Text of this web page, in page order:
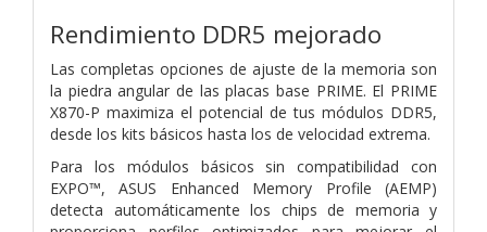
Rendimiento DDR5 mejorado
Las completas opciones de ajuste de la memoria son
la piedra angular de las placas base PRIME. El PRIME
X870-P maximiza el potencial de tus módulos DDR5,
desde los kits básicos hasta los de velocidad extrema.
Para los módulos básicos sin compatibilidad con
EXPO™, ASUS Enhanced Memory Profile (AEMP)
detecta automáticamente los chips de memoria y